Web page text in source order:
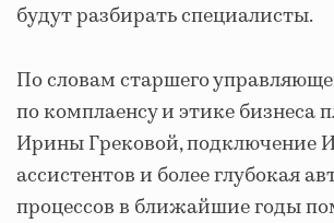
будут разбирать специалисты.
По словам старшего
по комплаенсу и этике бизнеса
Ирины Грековой, подключение
ассистентов и более глубокая
процессов в ближайшие годы